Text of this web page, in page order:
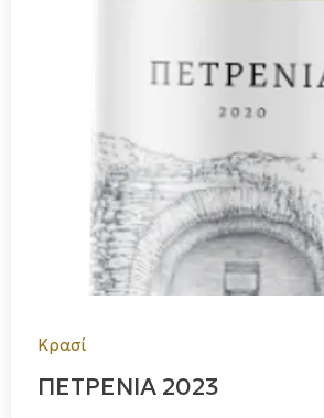
Κρασί
ΠΕΤΡΕΝΙΑ 2023